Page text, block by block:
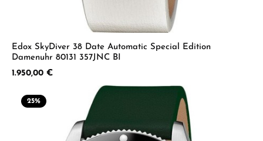
Edox SkyDiver 38 Date Automatic Special Edition
Damenuhr 80131 357JNC BI
Regulärer Preis:
1.950,00 €
25%